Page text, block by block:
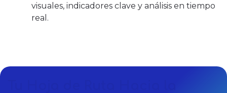
visuales, indicadores clave y análisis en tiempo
real.